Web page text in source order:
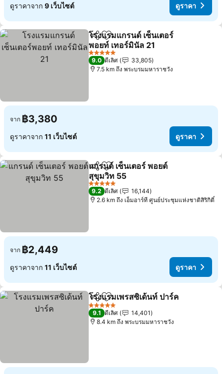
ดูราคาจาก 9 เว็บไซต์ ดูราคา
แชร์ เพิ่มในรายการโปรด
โรงแรมแกรนด์ เซ็นเตอร์
พอยท์ เทอร์มินัล 21
ดูราคา
5 ดาว
9.0 ดีเลิศ
33,805
7.5 km ถึง พระบรมมหาราชวัง
จาก ฿3,380
ดูราคาจาก 11 เว็บไซต์ ดูราคา
แชร์ เพิ่มในรายการโปรด
แกรนด์ เซ็นเตอร์ พอยต์
สุขุมวิท 55
ดูราคา
5 ดาว
9.2 ดีเลิศ
16,144
2.6 km ถึง เอ็มอาร์ที ศูนย์ประชุมแห่งชาติสิริกิติ์
จาก ฿2,449
ดูราคาจาก 11 เว็บไซต์ ดูราคา
แชร์ เพิ่มในรายการโปรด
โรงแรมเพรสซิเด้นท์ ปาร์ค
5 ดาว
9.1 ดีเลิศ
14,401
8.4 km ถึง พระบรมมหาราชวัง